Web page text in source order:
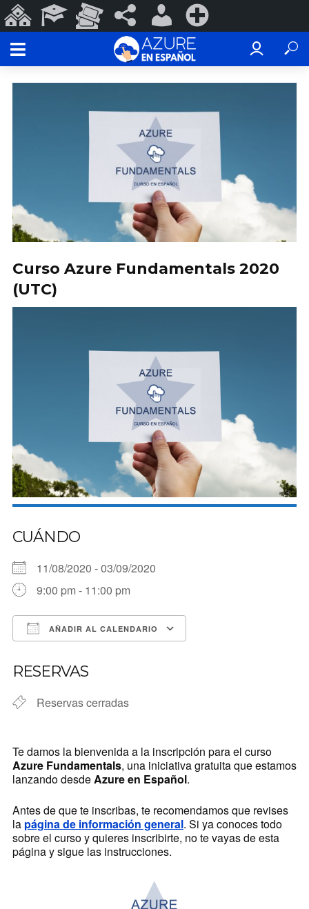
Curso Azure Fundamentals 2020
(UTC)
CUÁNDO
11/08/2020 - 03/09/2020
9:00 pm - 11:00 pm
AÑADIR AL CALENDARIO
RESERVAS
Reservas cerradas
Te damos la bienvenida a la inscripción para el curso
Azure Fundamentals, una iniciativa gratuita que estamos
lanzando desdeAzure en Español.
Antes de que te inscribas, te recomendamos que revises
la página de información general. Si ya conoces todo
sobre el curso y quieres inscribirte, no te vayas de esta
página y sigue las instrucciones.
Sitios
de
Programas
Educativos
Eventos
y
Espectáculos
#ConoSurTech
en
redes
Iniciar
sesión